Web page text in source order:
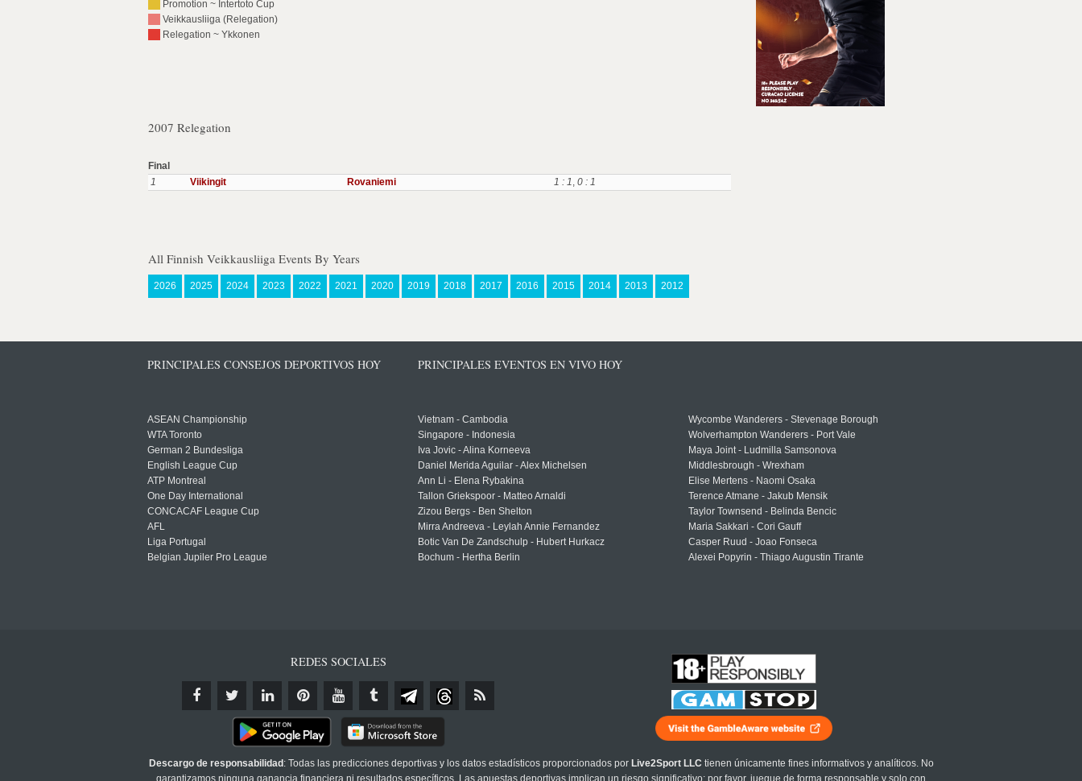
Promotion ~ Intertoto Cup
Veikkausliiga (Relegation)
Relegation ~ Ykkonen
2007 Relegation
Final
1
Viikingit Rovaniemi 1 : 1, 0 : 1
All Finnish Veikkausliiga Events By Years
2026 2025 2024 2023 2022 2021 2020 2019 2018 2017 2016 2015 2014 2013 2012
PRINCIPALES CONSEJOS DEPORTIVOS HOY
ASEAN Championship
WTA Toronto
German 2 Bundesliga
English League Cup
ATP Montreal
One Day International
CONCACAF League Cup
AFL
Liga Portugal
Belgian Jupiler Pro League
PRINCIPALES EVENTOS EN VIVO HOY
Vietnam - Cambodia
Singapore - Indonesia
Iva Jovic - Alina Korneeva
Daniel Merida Aguilar - Alex Michelsen
Ann Li - Elena Rybakina
Tallon Griekspoor - Matteo Arnaldi
Zizou Bergs - Ben Shelton
Mirra Andreeva - Leylah Annie Fernandez
Botic Van De Zandschulp - Hubert Hurkacz
Bochum - Hertha Berlin
Wycombe Wanderers - Stevenage Borough
Wolverhampton Wanderers - Port Vale
Maya Joint - Ludmilla Samsonova
Middlesbrough - Wrexham
Elise Mertens - Naomi Osaka
Terence Atmane - Jakub Mensik
Taylor Townsend - Belinda Bencic
Maria Sakkari - Cori Gauff
Casper Ruud - Joao Fonseca
Alexei Popyrin - Thiago Augustin Tirante
REDES SOCIALES
Descargo de responsabilidad : Todas las predicciones deportivas y los datos estadísticos proporcionados por Live2Sport LLC tienen únicamente fines informativos y analíticos. No